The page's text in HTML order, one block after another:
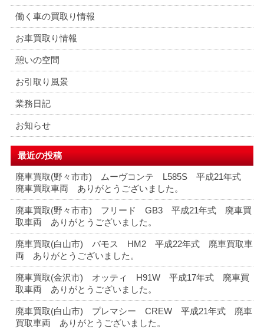
働く車の買取り情報
お車買取り情報
憩いの空間
お引取り風景
業務日記
お知らせ
最近の投稿
廃車買取(野々市市) ムーヴコンテ L585S 平成21年式
廃車買取車両 ありがとうございました。
廃車買取(野々市市) フリード GB3 平成21年式 廃車買
取車両 ありがとうございました。
廃車買取(白山市) バモス HM2 平成22年式 廃車買取車
両 ありがとうございました。
廃車買取(金沢市) オッティ H91W 平成17年式 廃車買
取車両 ありがとうございました。
廃車買取(白山市) プレマシー CREW 平成21年式 廃車
買取車両 ありがとうございました。